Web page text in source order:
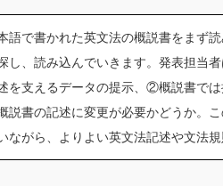
語で書かれた英文法の概説書をまず
し、読み込んでいきます。発表担当
を支えるデータの提示、②概説書で
説書の記述に変更が必要かどうか。
ながら、よりよい英文法記述や文法